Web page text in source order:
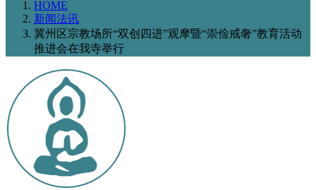
HOME
新闻法讯
冀州区宗教场所“双创四进”观摩暨“崇俭戒奢”教育活动
推进会在我寺举行